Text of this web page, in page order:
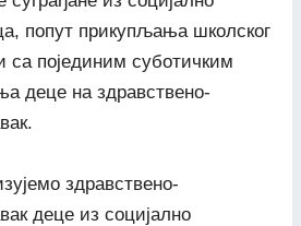
попут прикупљања школског
са појединим суботичким
деце на здравствено-
здравствено-
деце из социјално